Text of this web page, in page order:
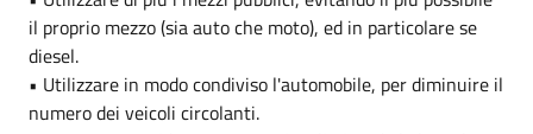
il proprio mezzo (sia auto che moto), ed in particolare se
diesel.
• Utilizzare in modo condiviso l'automobile, per diminuire il
numero dei veicoli circolanti.